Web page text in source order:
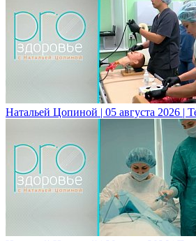
Натальей Цопиной | 05 августа 2026 |